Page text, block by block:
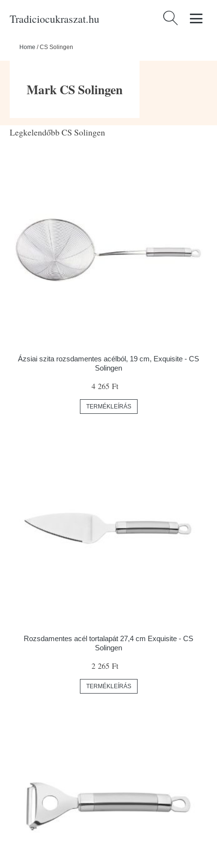
Tradiciocukraszat.hu Keresés:
Home /CS Solingen
Mark CS Solingen
Legkelendőbb CS Solingen
Ázsiai szita rozsdamentes acélból, 19 cm, Exquisite - CS
Solingen
4 265 Ft
TERMÉKLEÍRÁS
Rozsdamentes acél tortalapát 27,4 cm Exquisite - CS
Solingen
2 265 Ft
TERMÉKLEÍRÁS